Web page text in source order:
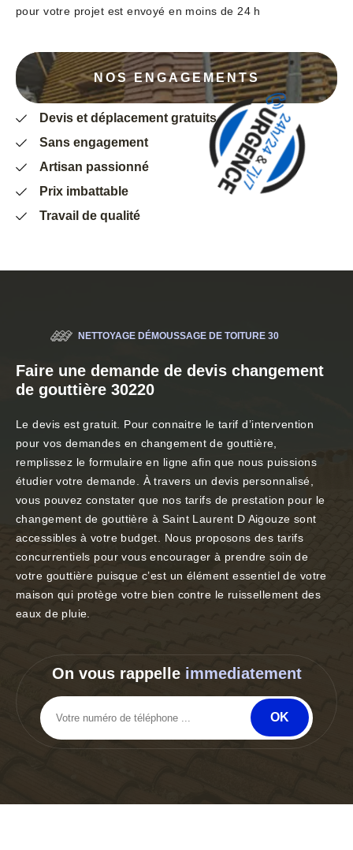
pour votre projet est envoyé en moins de 24 h
NOS ENGAGEMENTS
Devis et déplacement gratuits
Sans engagement
Artisan passionné
Prix imbattable
Travail de qualité
NETTOYAGE DÉMOUSSAGE DE TOITURE 30
Faire une demande de devis changement
de gouttière 30220
Le devis est gratuit. Pour connaitre le tarif d’intervention
pour vos demandes en changement de gouttière,
remplissez le formulaire en ligne afin que nous puissions
étudier votre demande. À travers un devis personnalisé,
vous pouvez constater que nos tarifs de prestation pour le
changement de gouttière à Saint Laurent D Aigouze sont
accessibles à votre budget. Nous proposons des tarifs
concurrentiels pour vous encourager à prendre soin de
votre gouttière puisque c’est un élément essentiel de votre
maison qui protège votre bien contre le ruissellement des
eaux de pluie.
On vous rappelle immediatement